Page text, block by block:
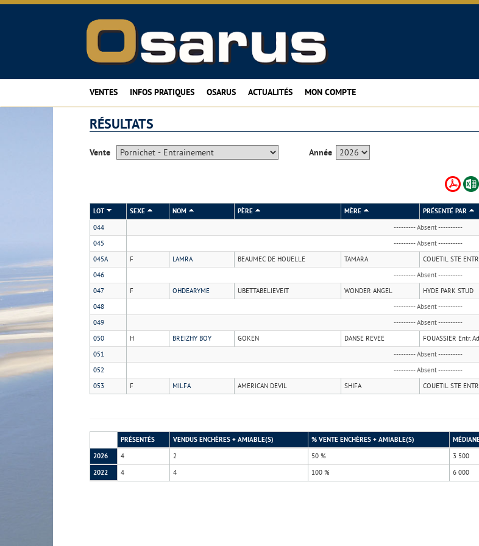
VENTES INFOS PRATIQUES OSARUS ACTUALITÉS MON COMPTE
RÉSULTATS
Vente Année
LOT SEXE NOM PÈRE MÈRE PRÉSENTÉ PAR
044
--------- Absent ----------
045
--------- Absent ----------
045A
F LAMRA BEAUMEC DE HOUELLE TAMARA COUETIL STE
046
--------- Absent ----------
047
F OHDEARYME UBETTABELIEVEIT WONDER ANGEL HYDE PARK STUD
048
--------- Absent ----------
049
--------- Absent ----------
050
H BREIZHY BOY GOKEN DANSE REVEE FOUASSIER Entr.
051
--------- Absent ----------
052
--------- Absent ----------
053
F MILFA AMERICAN DEVIL SHIFA COUETIL STE
PRÉSENTÉS VENDUS ENCHÈRES + AMIABLE(S) % VENTE ENCHÈRES + AMIABLE(S)
2026
4 2 50 % 3 500
2022
4 4 100 % 6 000